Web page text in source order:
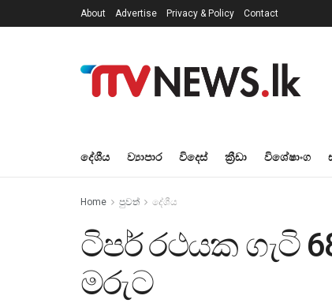
About Advertise Privacy & Policy Contact
දේශීය ව්‍යාපාර විදෙස් ක්‍රීඩා විශේෂාංග
Home පුවත් දේශීය
ටිපර් රථයක ගැටි
මරුට